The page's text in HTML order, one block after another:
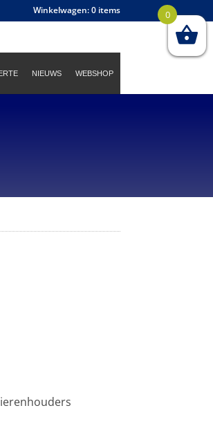
0 items
NIEUWS WEBSHOP
0